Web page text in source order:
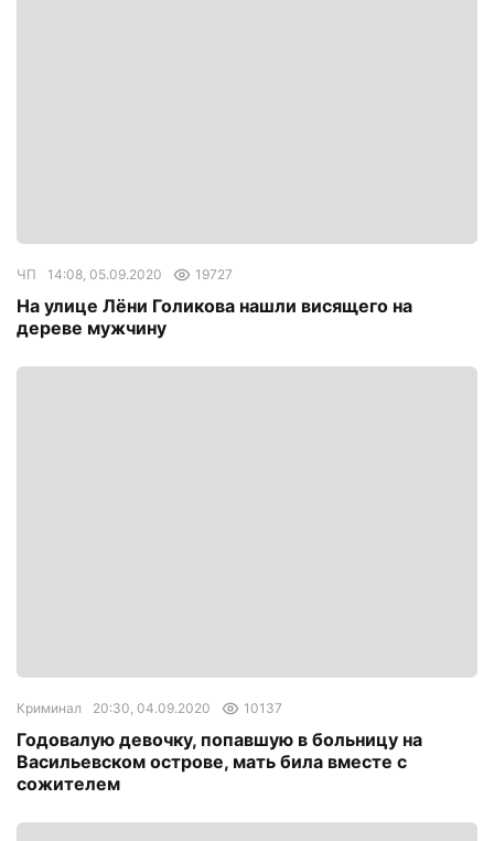
ЧП 14:08, 05.09.2020 19727
На улице Лёни Голикова нашли висящего на
дереве мужчину
Криминал 20:30, 04.09.2020 10137
Годовалую девочку, попавшую в больницу на
Васильевском острове, мать била вместе с
сожителем